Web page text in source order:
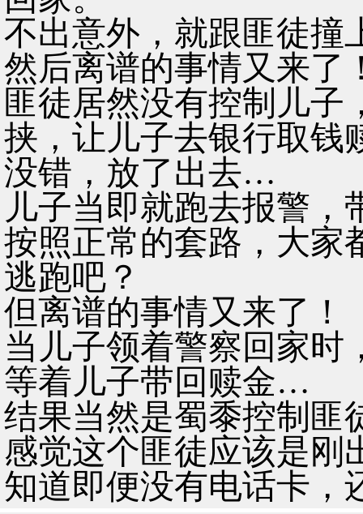
不出意外，就跟匪徒
然后离谱的事情又来了
匪徒居然没有控制儿子
挟，让儿子去银行取
没错，放了出去…
儿子当即就跑去报警，
按照正常的套路，大家
逃跑吧？
但离谱的事情又来了！
当儿子领着警察回家时
等着儿子带回赎金…
结果当然是蜀黍控制
感觉这个匪徒应该是刚
知道即便没有电话卡